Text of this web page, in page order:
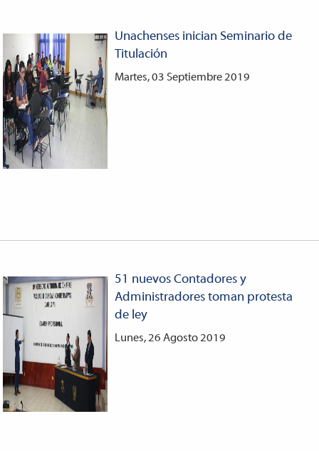
Unachenses inician Seminario de
Titulación
Martes, 03 Septiembre 2019
51 nuevos Contadores y
Administradores toman protesta
de ley
Lunes, 26 Agosto 2019